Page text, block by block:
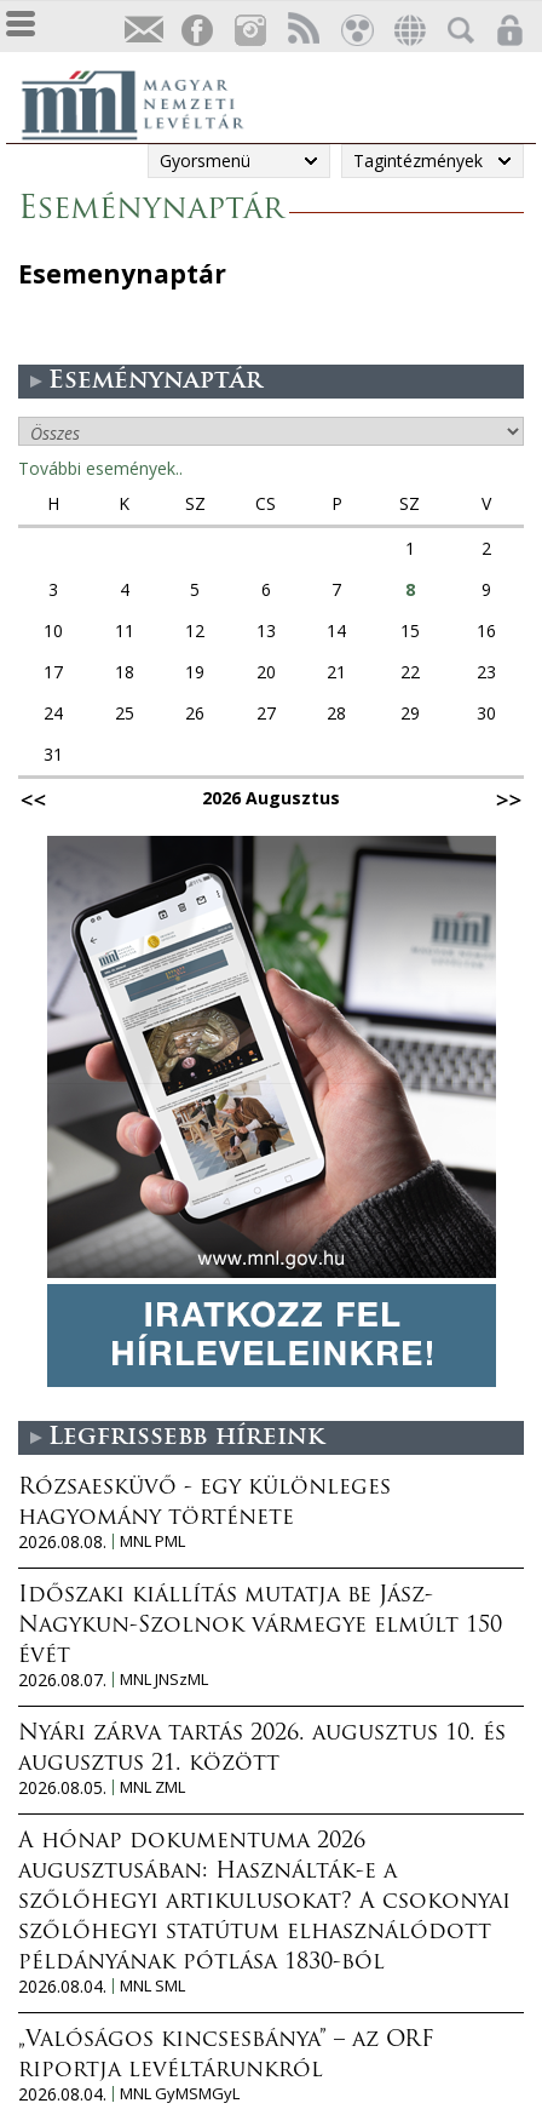
Gyorsmenü Tagintézmények
Eseménynaptár
Esemenynaptár
Eseménynaptár
További események..
H
K SZ CS P SZ
V
1
2
3
4 5 6 7 8
9
10
11 12 13 14 15
16
17
18 19 20 21 22
23
24
25 26 27 28 29
30
31
2026 Augusztus
Legfrissebb híreink
Rózsaesküvő - egy különleges
hagyomány története
2026.08.08.
MNL PML
Időszaki kiállítás mutatja be Jász-
Nagykun-Szolnok vármegye elmúlt 150
évét
2026.08.07.
MNL JNSzML
Nyári zárva tartás 2026. augusztus 10. és
augusztus 21. között
2026.08.05.
MNL ZML
A hónap dokumentuma 2026
augusztusában: Használták-e a
szőlőhegyi artikulusokat? A csokonyai
szőlőhegyi statútum elhasználódott
példányának pótlása 1830-ból
2026.08.04.
MNL SML
„Valóságos kincsesbánya” – az ORF
riportja levéltárunkról
2026.08.04.
MNL GyMSMGyL